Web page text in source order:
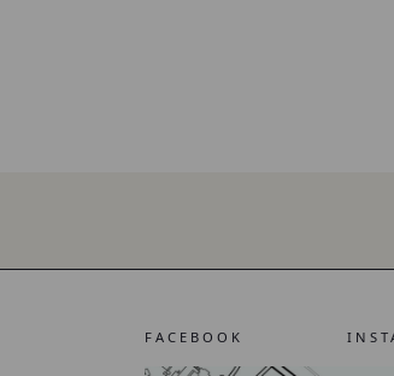
FACEBOOK